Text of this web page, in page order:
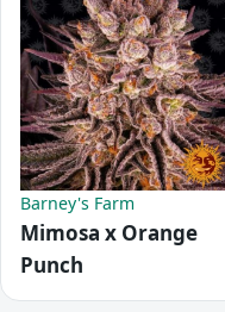
Barney's Farm
Mimosa x Orange
Punch